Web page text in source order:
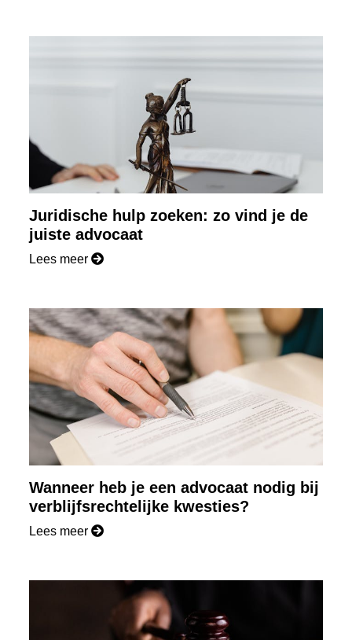
Juridische hulp zoeken: zo vind je de
juiste advocaat
Lees meer
Wanneer heb je een advocaat nodig bij
verblijfsrechtelijke kwesties?
Lees meer